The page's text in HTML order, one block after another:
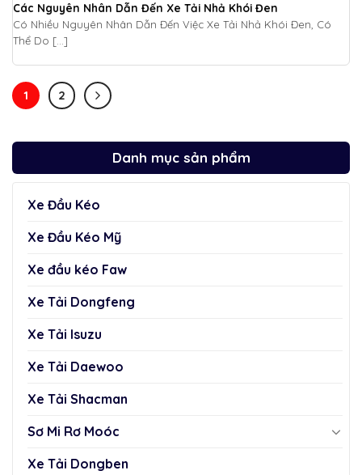
Danh mục sản phẩm
Xe Đầu Kéo
Xe Đầu Kéo Mỹ
Xe đầu kéo Faw
Xe Tải Dongfeng
Xe Tải Isuzu
Xe Tải Daewoo
Xe Tải Shacman
Sơ Mi Rơ Moóc
Xe Tải Dongben
Các Nguyên Nhân Dẫn Đến Xe Tải Nhả Khói Đen
Có Nhiều Nguyên Nhân Dẫn Đến Việc Xe Tải Nhả Khói Đen, Có
Thể Do [...]
1 2